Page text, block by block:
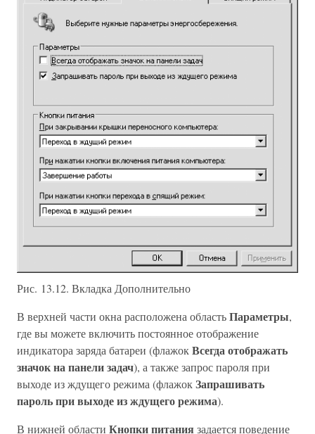
Рис. 13.12. Вкладка Дополнительно
В верхней части окна расположена областьПараметры,
где вы можете включить постоянное отображение
индикатора заряда батареи (флажокВсегда отображать
значок на панели задач), а также запрос пароля при
выходе из ждущего режима (флажокЗапрашивать
пароль при выходе из ждущего режима).
В нижней области Кнопки питания задается поведение